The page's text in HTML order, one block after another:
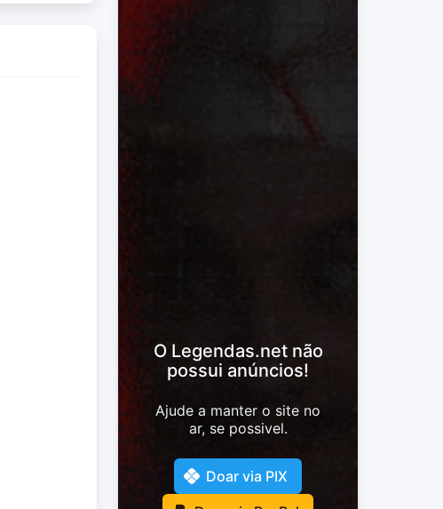
O Legendas.net não
possui anúncios!
Ajude a manter o site no
ar, se possivel.
Doar via PIX